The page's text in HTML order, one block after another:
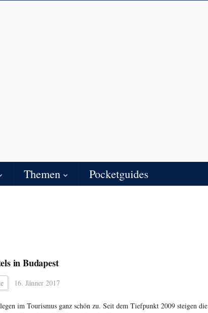
Themen Pocketguides
in Budapest
16. Jänner 2017
im Tourismus ganz schön zu. Seit dem Tiefpunkt 2009 steigen die